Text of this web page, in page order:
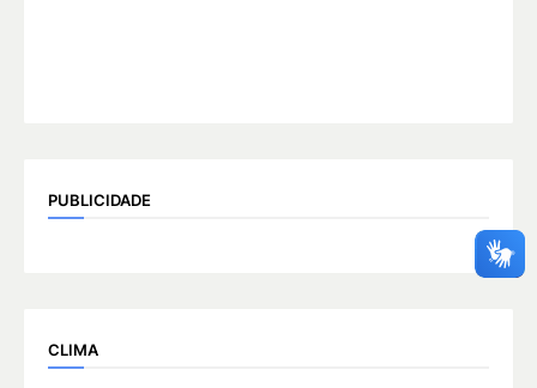
PUBLICIDADE
CLIMA